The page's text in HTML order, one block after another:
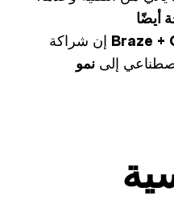
Braze +
إلى نمو